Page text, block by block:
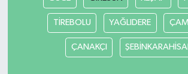
TİREBOLU YAĞLIDERE
ÇANAKÇI